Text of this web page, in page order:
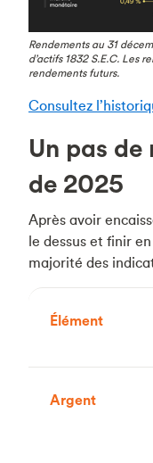
Rendements au 31
d’actifs 1832 S.E.C. Les
rendements futurs.
Consultez
Un pas
de 2025
Après avoir
le dessus et finir
majorité des
Élément
Argent